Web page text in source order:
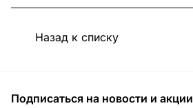
Назад к списку
Подписаться на новости и акции